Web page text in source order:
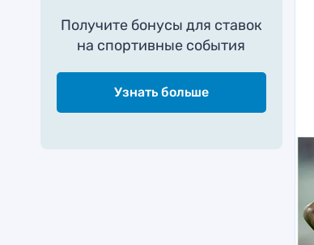
Получите бонусы для ставок
на спортивные события
Узнать больше